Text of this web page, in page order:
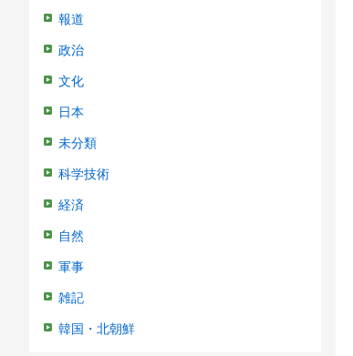
報道
政治
文化
日本
未分類
科学技術
経済
自然
軍事
雑記
韓国・北朝鮮